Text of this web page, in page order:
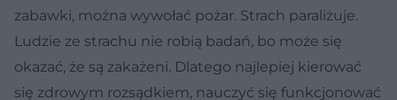
zabawki, można wywołać pożar. Strach paraliżuje.
Ludzie ze strachu nie robią badań, bo może się
okazać, że są zakażeni. Dlatego najlepiej kierować
się zdrowym rozsądkiem, nauczyć się funkcjonować